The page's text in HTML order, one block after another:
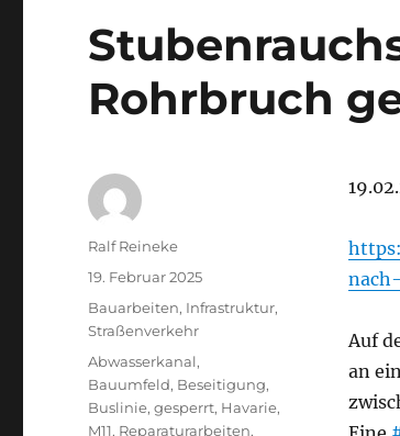
Rohrbruch
Auf
an
Autor
Ralf Reineke
Veröffentlicht
19. Februar 2025
Kategorien
Bauarbeiten, Infrastruktur,
Straßenverkehr
Schlagwörter
Abwasserkanal,
Bauumfeld, Beseitigung,
Buslinie,gesperrt, Havarie,
M11, Reparaturarbeiten,